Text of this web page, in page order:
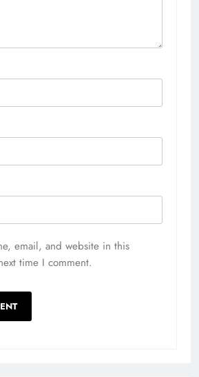
email, and website in this
time I comment.